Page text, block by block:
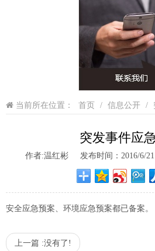
当前所在位置： 首页 / 信息公开 /
突发事件应
作者:温红彬 发布时间：2016/6/
安全应急预案、环境应急预案都已备案。
上一篇 :没有了!